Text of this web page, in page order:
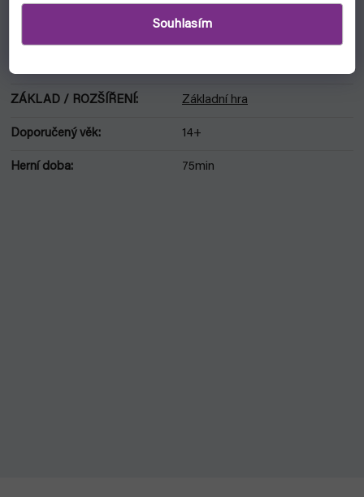
Souhlasím
ZÁKLAD / ROZŠÍŘENÍ: Základní hra
Doporučený věk: 14+
Herní doba: 75min